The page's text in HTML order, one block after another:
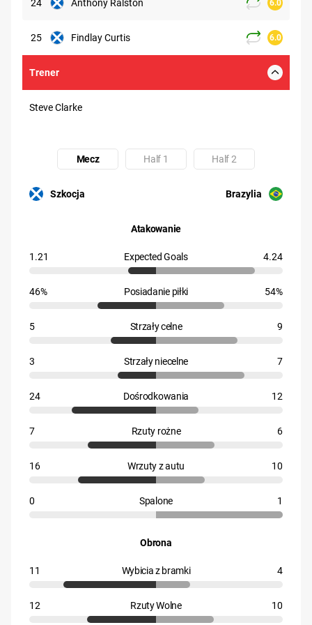
24 Anthony Ralston 6.0
25 Findlay Curtis 6.0
Trener
Steve Clarke
Mecz Half 1 Half 2
Uczestnik: Szkocja
Szkocja Uczestnik: Brazylia
Brazylia
Atakowanie
1.21 Expected Goals 4.24
46% Posiadanie piłki 54%
5 Strzały celne 9
3 Strzały niecelne 7
24 Dośrodkowania 12
7 Rzuty rożne 6
16 Wrzuty z autu 10
0 Spalone 1
Obrona
11 Wybicia z bramki 4
12 Rzuty Wolne 10